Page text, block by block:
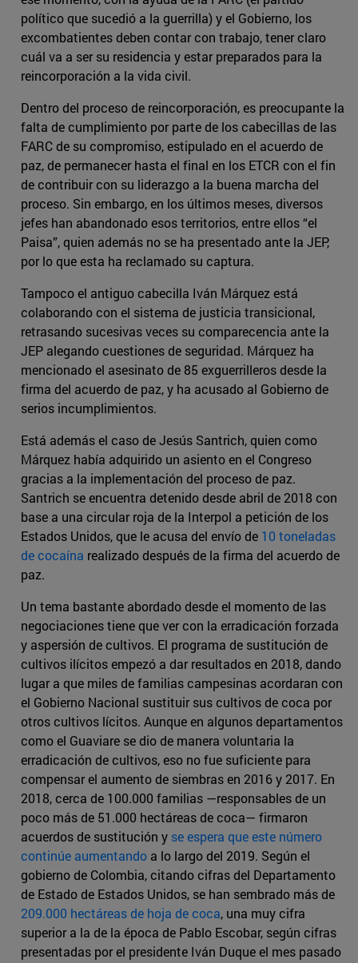
político que sucedió a la guerrilla) y el Gobierno, los
excombatientes deben contar con trabajo, tener claro
cuál va a ser su residencia y estar preparados para la
reincorporación a la vida civil.
Dentro del proceso de reincorporación, es preocupante la
falta de cumplimiento por parte de los cabecillas de las
FARC de su compromiso, estipulado en el acuerdo de
paz, de permanecer hasta el final en los ETCR con el fin
de contribuir con su liderazgo a la buena marcha del
proceso. Sin embargo, en los últimos meses, diversos
jefes han abandonado esos territorios, entre ellos “el
Paisa”, quien además no se ha presentado ante la JEP,
por lo que esta ha reclamado su captura.
Tampoco el antiguo cabecilla Iván Márquez está
colaborando con el sistema de justicia transicional,
retrasando sucesivas veces su comparecencia ante la
JEP alegando cuestiones de seguridad. Márquez ha
mencionado el asesinato de 85 exguerrilleros desde la
firma del acuerdo de paz, y ha acusado al Gobierno de
serios incumplimientos.
Está además el caso de Jesús Santrich, quien como
Márquez había adquirido un asiento en el Congreso
gracias a la implementación del proceso de paz.
Santrich se encuentra detenido desde abril de 2018 con
base a una circular roja de la Interpol a petición de los
Estados Unidos, que le acusa del envío de 10 toneladas
de cocaína realizado después de la firma del acuerdo de
paz.
Un tema bastante abordado desde el momento de las
negociaciones tiene que ver con la erradicación forzada
y aspersión de cultivos. El programa de sustitución de
cultivos ilícitos empezó a dar resultados en 2018, dando
lugar a que miles de familias campesinas acordaran con
el Gobierno Nacional sustituir sus cultivos de coca por
otros cultivos lícitos. Aunque en algunos departamentos
como el Guaviare se dio de manera voluntaria la
erradicación de cultivos, eso no fue suficiente para
compensar el aumento de siembras en 2016 y 2017. En
2018, cerca de 100.000 familias —responsables de un
poco más de 51.000 hectáreas de coca— firmaron
acuerdos de sustitución y se espera que este número
continúe aumentando a lo largo del 2019. Según el
gobierno de Colombia, citando cifras del Departamento
de Estado de Estados Unidos, se han sembrado más de
209.000 hectáreas de hoja de coca, una muy cifra
superior a la de la época de Pablo Escobar, según cifras
presentadas por el presidente Iván Duque el mes pasado